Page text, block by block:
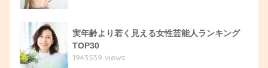
実年齢より若く見える女性芸能人ランキング
TOP30
1943539 views